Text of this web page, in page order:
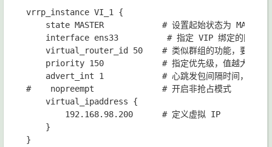
vrrp_instance VI_1 {
state MASTER            # 设置起始状态为 MASTER
interface ens33          # 指定 VIP 绑定的网卡接
virtual_router_id 50    # 类似群组的功能，要求同
priority 150            # 指定优先级，值越大优先
    advert_int 1            # 心跳发包间隔时间，1秒
#    nopreempt              # 开启非抢占模式
    virtual_ipaddress {
        192.168.98.200      # 定义虚拟 IP
    }